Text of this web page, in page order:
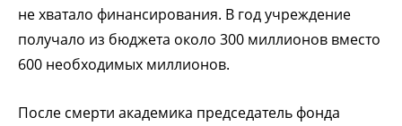
не хватало финансирования. В год учреждение
получало из бюджета около 300 миллионов вместо
600 необходимых миллионов.
После смерти академика председатель фонда